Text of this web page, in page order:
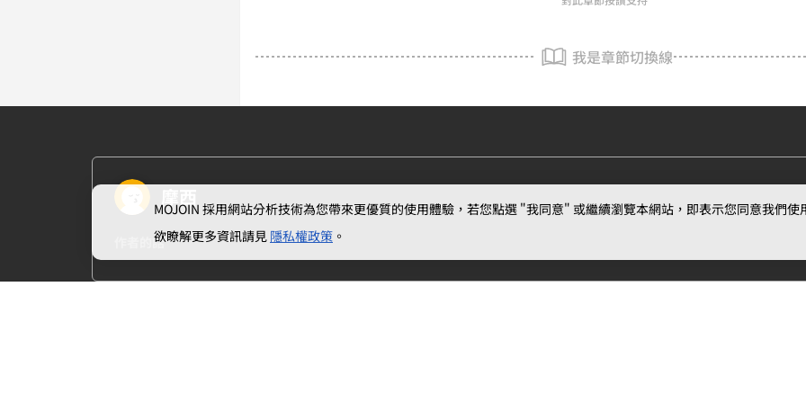
我是章節切換線
作者的話
MOJOIN 採用網站分析技術為您帶來更優質的使用體驗，若您點選 "我同意" 或繼續瀏覽本網站，即表示您同意我們使
欲瞭解更多資訊請見 隱私權政策 。